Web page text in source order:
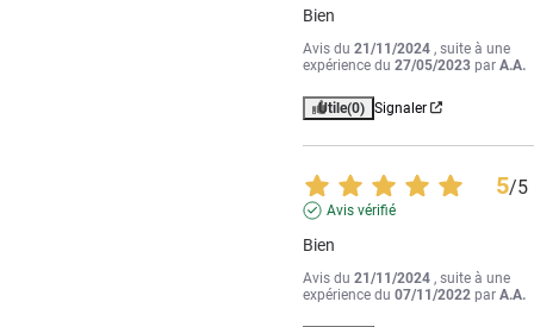
Bien
Avis du21/11/2024 , suite à une
expérience du27/05/2023 parA.A.
Utile(0) Signaler
5/5
Avis vérifié
Bien
Avis du21/11/2024 , suite à une
expérience du07/11/2022 parA.A.